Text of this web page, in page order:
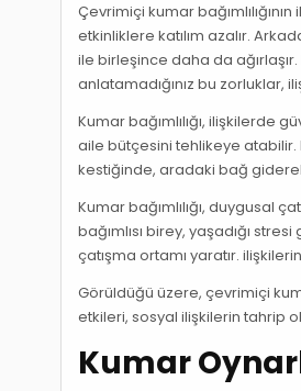
Çevrimiçi kumar
etkinliklere katılım azalır.
ile birleşince daha da
anlatamadığınız bu zorluklar,
Kumar bağımlılığı, ilişkilerde
aile bütçesini tehlikeye atabilir.
kestiğinde, aradaki bağ
Kumar bağımlılığı, duygusal
bağımlısı birey, yaşadığı
çatışma ortamı yaratır.
Görüldüğü üzere, çevrimiçi
etkileri, sosyal ilişkilerin tahrip
Kumar